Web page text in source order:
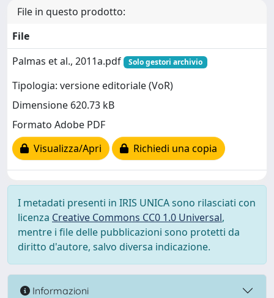
File in questo prodotto:
File
Palmas et al., 2011a.pdf
Solo gestori archivio
Tipologia: versione editoriale (VoR)
Dimensione 620.73 kB
Formato Adobe PDF
Visualizza/Apri
Richiedi una copia
I metadati presenti in IRIS UNICA sono rilasciati con
licenza Creative Commons CC0 1.0 Universal,
mentre i file delle pubblicazioni sono protetti da
diritto d'autore, salvo diversa indicazione.
Informazioni